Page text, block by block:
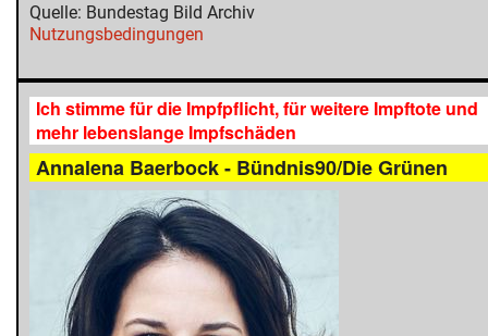
Quelle: Bundestag Bild Archiv
Nutzungsbedingungen
Ich stimme für die Impfpflicht, für weitere Impftote und
mehr lebenslange Impfschäden
Annalena Baerbock - Bündnis90/Die Grünen